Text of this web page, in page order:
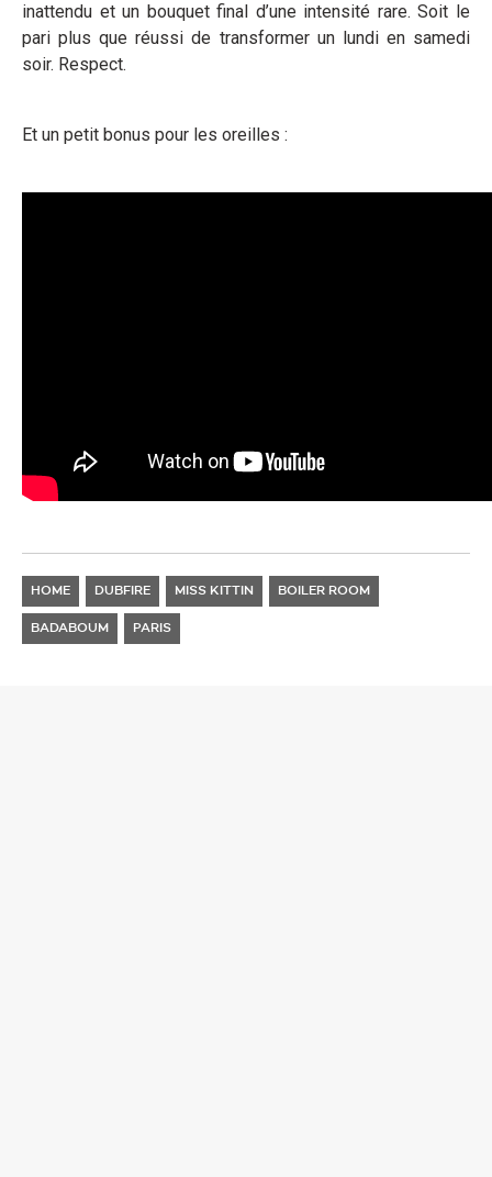
inattendu et un bouquet final d’une intensité rare. Soit le
pari plus que réussi de transformer un lundi en samedi
soir. Respect.
Et un petit bonus pour les oreilles :
HOME DUBFIRE MISS KITTIN BOILER ROOM
BADABOUM PARIS